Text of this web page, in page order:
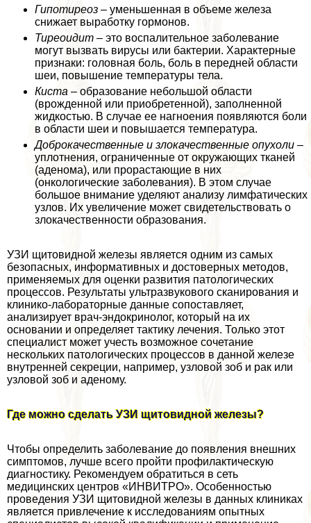
Гипотиреоз – уменьшенная в объеме железа
снижает выработку гормонов.
Тиреоидит – это воспалительное заболевание
могут вызвать вирусы или бактерии. Хаpaктерные
признаки: головная боль, боль в передней области
шеи, повышение температуры тела.
Киста – образование небольшой области
(врожденной или приобретенной), заполненной
жидкостью. В случае ее нагноения появляются боли
в области шеи и повышается температура.
Доброкачественные и злокачественные опухоли –
уплотнения, ограниченные от окружающих тканей
(аденома), или прорастающие в них
(oнкoлoгические заболевания). В этом случае
большое внимание уделяют анализу лимфатических
узлов. Их увеличение может свидетельствовать о
злокачественности образования.
УЗИ щитовидной железы является одним из самых
безопасных, информативных и достоверных методов,
применяемых для оценки развития патологических
процессов. Результаты ультразвукового сканирования и
клинико-лабораторные данные сопоставляет,
анализирует врач-эндокринолог, который на их
основании и определяет тактику лечения. Только этот
специалист может учесть возможное сочетание
нескольких патологических процессов в данной железе
внутренней секреции, например, узловой зоб и paк или
узловой зоб и аденому.
Где можно сделать УЗИ щитовидной железы?
Чтобы определить заболевание до появления внешних
симптомов, лучше всего пройти профилактическую
диагностику. Рекомендуем обратиться в сеть
медицинских центров «ИНВИТРО». Особенностью
проведения УЗИ щитовидной железы в данных клиниках
является привлечение к исследованиям опытных